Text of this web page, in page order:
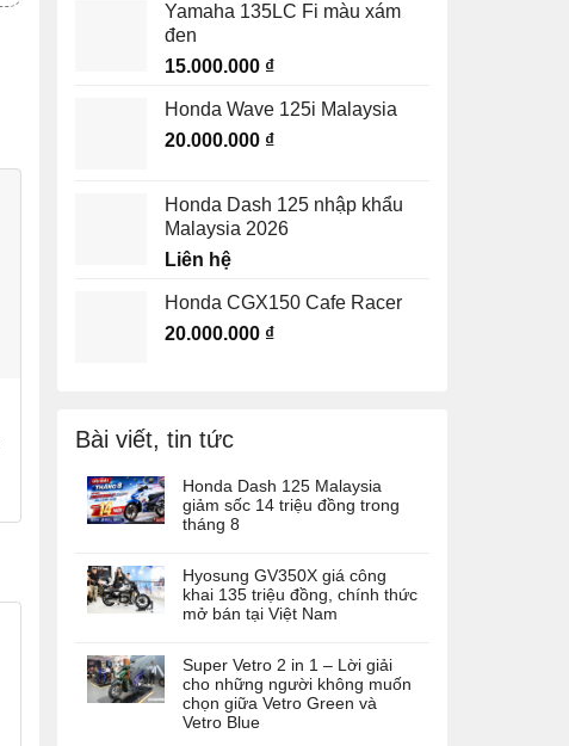
Thailand màu đen nhám
20.000.000₫ 20.000.000
Yamaha 135LC Fi màu xám
đen
15.000.000 ₫
Honda Wave 125i Malaysia
20.000.000 ₫
Honda Dash 125 nhập khẩu
Malaysia 2026
Liên hệ
Honda CGX150 Cafe Racer
20.000.000 ₫
Bài viết, tin tức
Honda Dash 125 Malaysia
giảm sốc 14 triệu đồng trong
tháng 8
Hyosung GV350X giá công
khai 135 triệu đồng, chính thức
mở bán tại Việt Nam
Super Vetro 2 in 1 – Lời giải
cho những người không muốn
chọn giữa Vetro Green và
Vetro Blue